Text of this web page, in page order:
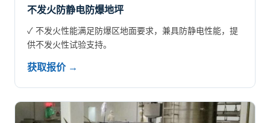
不发火防静电防爆地坪
✓ 不发火性能满足防爆区地面要求，兼具防静电性能，提
供不发火性试验支持。
获取报价 →